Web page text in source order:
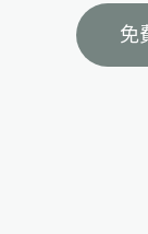
免